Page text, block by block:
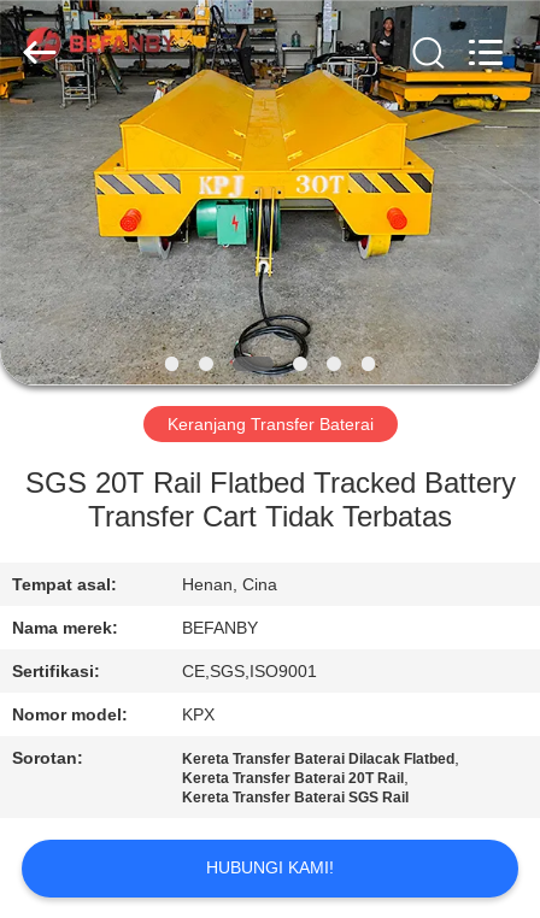
RUMAH
PRODUK
TENTANG
KAMI
TUR
KONTROL
HUBUNGI
KAMI
PENAWARAN
Percent
Electrical
and
Mechanical
Co.,Ltd.
All
Rights
Reserved.
Keranjang Transfer Baterai
SGS 20T Rail Flatbed Tracked Battery
Transfer Cart Tidak Terbatas
Tempat asal: Henan, Cina
Nama merek: BEFANBY
Sertifikasi: CE,SGS,ISO9001
Nomor model: KPX
Sorotan: Kereta Transfer Baterai Dilacak Flatbed ,
Kereta Transfer Baterai 20T Rail ,
Kereta Transfer Baterai SGS Rail
HUBUNGI KAMI!